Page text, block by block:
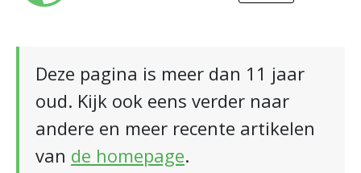
Deze pagina is meer dan 11 jaar
oud. Kijk ook eens verder naar
andere en meer recente artikelen
van de homepage.